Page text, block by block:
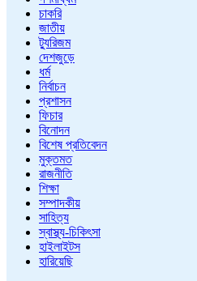
চাকরি
জাতীয়
ট্যুরিজম
দেশজুড়ে
ধর্ম
নির্বাচন
প্রশাসন
ফিচার
বিনোদন
বিশেষ প্রতিবেদন
মুক্তমত
রাজনীতি
শিক্ষা
সম্পাদকীয়
সাহিত্য
স্বাস্থ্য-চিকিৎসা
হাইলাইটস
হারিয়েছি